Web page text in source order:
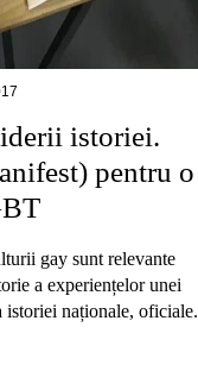
istoriei.
pentru o
gay sunt relevante
a experiențelor unei
istoriei naționale, oficiale.